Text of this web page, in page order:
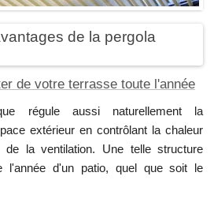
de la pergola
de votre terrasse toute l'année
régule aussi naturellement la
extérieur en contrôlant la chaleur
la ventilation. Une telle structure
l'année d'un patio, quel que soit le